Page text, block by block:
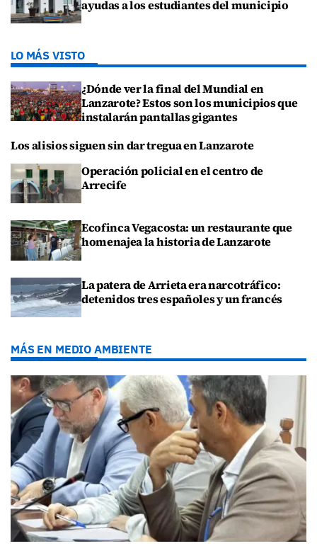
ayudas a los estudiantes del municipio
LO MÁS VISTO
¿Dónde ver la final del Mundial en
Lanzarote? Estos son los municipios que
instalarán pantallas gigantes
Los alisios siguen sin dar tregua en Lanzarote
Operación policial en el centro de
Arrecife
Ecofinca Vegacosta: un restaurante que
homenajea la historia de Lanzarote
La patera de Arrieta era narcotráfico:
detenidos tres españoles y un francés
MÁS EN MEDIO AMBIENTE